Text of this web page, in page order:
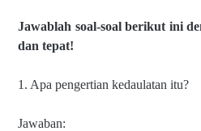
Jawablah soal-soal berikut ini
dan tepat!
1. Apa pengertian kedaulatan itu?
Jawaban: